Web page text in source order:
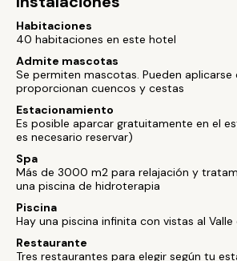
Habitaciones
40 habitaciones en este hotel
Admite mascotas
Se permiten mascotas. Pueden aplicarse
proporcionan cuencos y cestas
Estacionamiento
Es posible aparcar gratuitamente en el
es necesario reservar)
Spa
Más de 3000 m2 para relajación y
una piscina de hidroterapia
Piscina
Hay una piscina infinita con vistas al
Restaurante
Tres restaurantes para elegir según tu